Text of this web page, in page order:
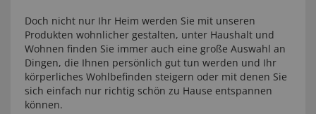
Doch nicht nur Ihr Heim werden Sie mit unseren
Produkten wohnlicher gestalten, unter Haushalt und
Wohnen finden Sie immer auch eine große Auswahl an
Dingen, die Ihnen persönlich gut tun werden und Ihr
körperliches Wohlbefinden steigern oder mit denen Sie
sich einfach nur richtig schön zu Hause entspannen
können.